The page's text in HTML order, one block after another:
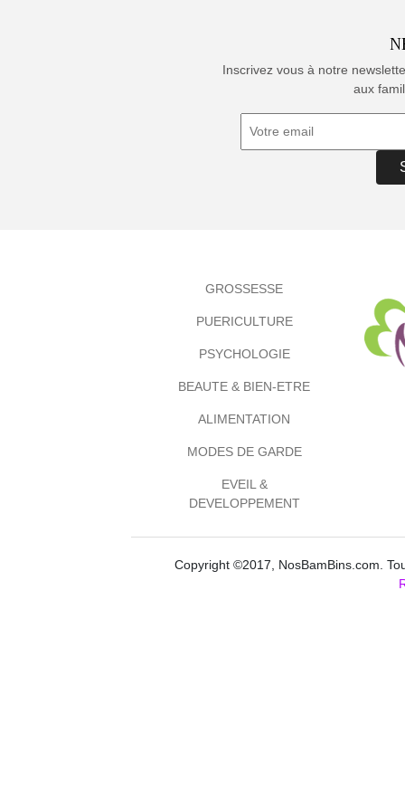
Inscrivez vous à notre
aux
GROSSESSE
PUERICULTURE
PSYCHOLOGIE
BEAUTE & BIEN-ETRE
ALIMENTATION
MODES DE GARDE
EVEIL &
DEVELOPPEMENT
Copyright ©2017, NosBamBins.com.